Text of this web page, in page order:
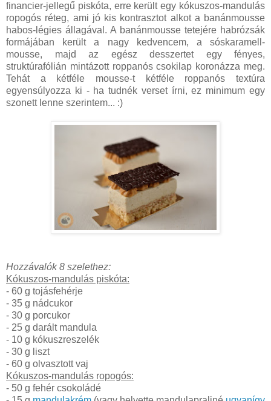
financier-jellegű piskóta, erre került egy kókuszos-mandulás
ropogós réteg, ami jó kis kontrasztot alkot a banánmousse
habos-légies állagával. A banánmousse tetejére habrózsák
formájában került a nagy kedvencem, a sóskaramell-
mousse, majd az egész desszertet egy fényes,
struktúrafólián mintázott roppanós csokilap koronázza meg.
Tehát a kétféle mousse-t kétféle roppanós textúra
egyensúlyozza ki - ha tudnék verset írni, ez minimum egy
szonett lenne szerintem... :)
Hozzávalók 8 szelethez:
Kókuszos-mandulás piskóta:
- 60 g tojásfehérje
- 35 g nádcukor
- 30 g porcukor
- 25 g darált mandula
- 10 g kókuszreszelék
- 30 g liszt
- 60 g olvasztott vaj
Kókuszos-mandulás ropogós:
- 50 g fehér csokoládé